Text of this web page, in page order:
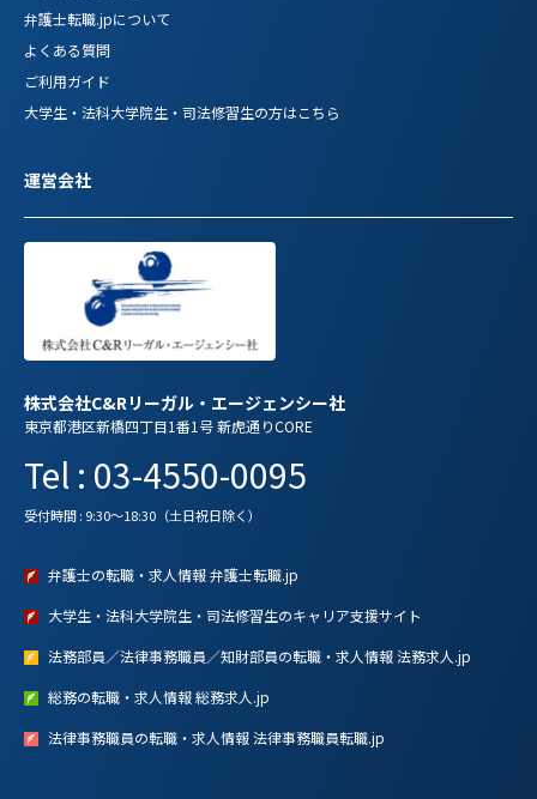
弁護士転職.jpについて
よくある質問
ご利用ガイド
大学生・法科大学院生・司法修習生の方はこちら
運営会社
株式会社C&Rリーガル・エージェンシー社
東京都港区新橋四丁目1番1号 新虎通りCORE
Tel : 03-4550-0095
受付時間 : 9:30～18:30（土日祝日除く）
弁護士の転職・求人情報 弁護士転職.jp
大学生・法科大学院生・司法修習生のキャリア支援サイト
法務部員／法律事務職員／知財部員の転職・求人情報 法務求人.jp
総務の転職・求人情報 総務求人.jp
法律事務職員の転職・求人情報 法律事務職員転職.jp